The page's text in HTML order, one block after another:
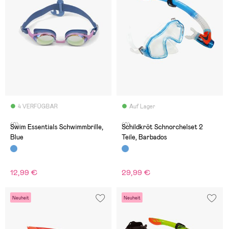
4 VERFÜGBAR
(0)
Swim Essentials Schwimmbrille,
Blue
12,99 €
Auf Lager
(0)
Schildkröt Schnorchelset 2
Teile, Barbados
29,99 €
Neuheit Neuheit